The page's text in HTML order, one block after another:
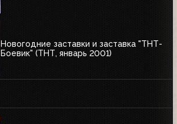
Новогодние заставки и заставка "ТНТ-
Боевик" (ТНТ, январь 2001)